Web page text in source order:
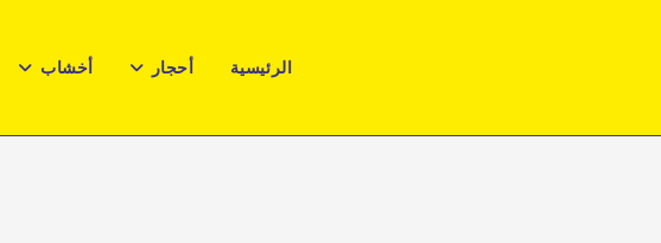
الرئيسية أحجار أخشاب